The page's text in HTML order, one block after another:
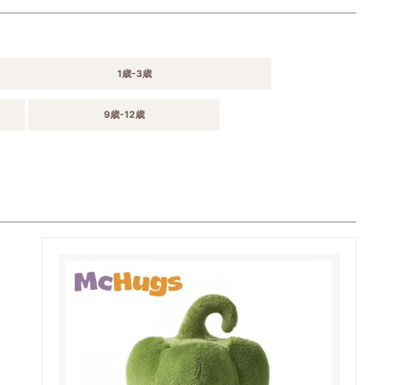
1歳-3歳
9歳-12歳